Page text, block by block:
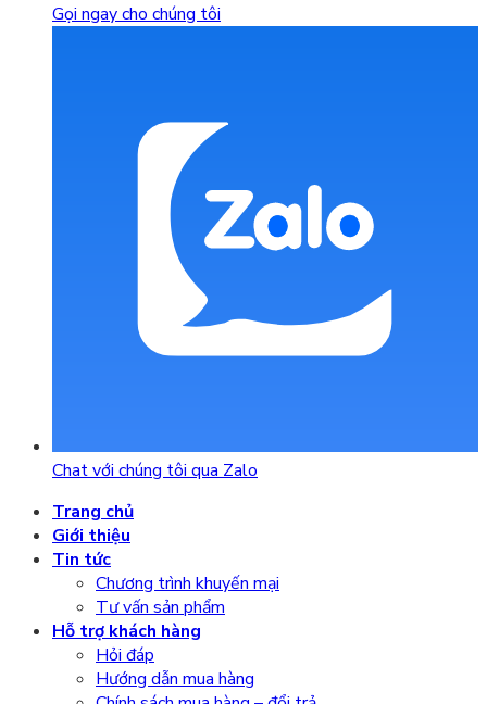
Gọi ngay cho chúng tôi
Chat với chúng tôi qua Zalo
Trang chủ
Giới thiệu
Tin tức
Chương trình khuyến mại
Tư vấn sản phẩm
Hỗ trợ khách hàng
Hỏi đáp
Hướng dẫn mua hàng